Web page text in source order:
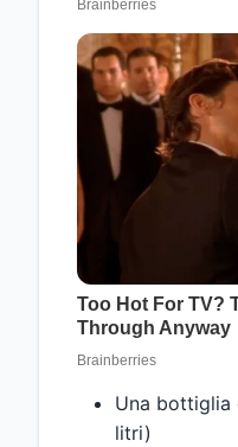
Una bottiglia
litri)